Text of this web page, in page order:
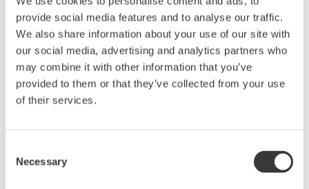
provide social media features and to analyse our traffic.
We also share information about your use of our site with
our social media, advertising and analytics partners who
may combine it with other information that you’ve
provided to them or that they’ve collected from your use
of their services.
Selection
Necessary
Din order skickas till oss samtidigt som du får en
bekräftelse med e-post.
Kontakta oss om du ej mottagit din
orderbekräftelse inom 1 dygn.
Dina varor levereras inom 2-5 arbetsdagar.
Vi hoppas du blir nöjd med din beställning!